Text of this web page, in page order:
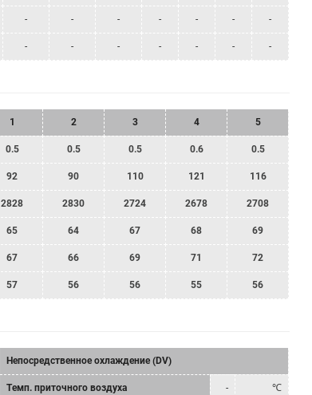
- - - - - - -
- - - - - - -
1 2 3 4 5
0.5 0.5 0.5 0.6 0.5
92 90 110 121 116
2828 2830 2724 2678 2708
65 64 67 68 69
67 66 69 71 72
57 56 56 55 56
Непосредственное охлаждение (DV)
Tемп. приточного воздуха - ℃